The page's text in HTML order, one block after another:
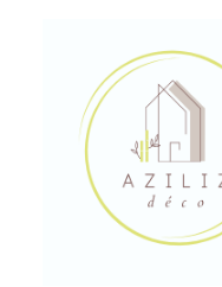
principal